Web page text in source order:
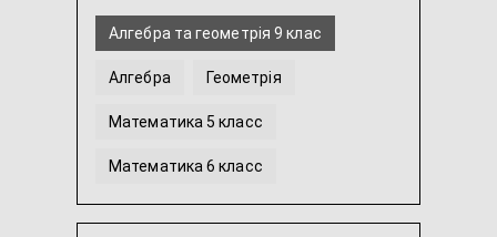
Алгебра та геометрія 9 клас
Алгебра Геометрія
Математика 5 класс
Математика 6 класс
Алгебра та геометрія 7 клас ...